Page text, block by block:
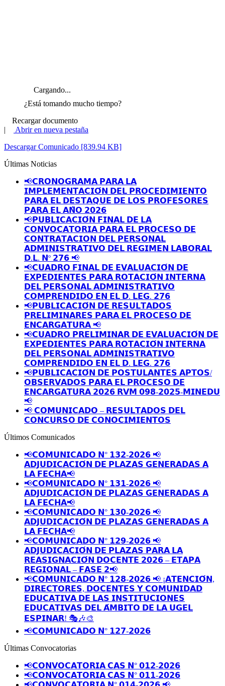
Cargando...
¿Está tomando mucho tiempo?
Recargar documento
|
Abrir en nueva pestaña
Descargar Comunicado [839.94 KB]
Últimas Noticias
📢𝗖𝗥𝗢𝗡𝗢𝗚𝗥𝗔𝗠𝗔 𝗣𝗔𝗥𝗔 𝗟𝗔
𝗜𝗠𝗣𝗟𝗘𝗠𝗘𝗡𝗧𝗔𝗖𝗜𝗢́𝗡 𝗗𝗘𝗟 𝗣𝗥𝗢𝗖𝗘𝗗𝗜𝗠𝗜𝗘𝗡𝗧𝗢
𝗣𝗔𝗥𝗔 𝗘𝗟 𝗗𝗘𝗦𝗧𝗔𝗤𝗨𝗘 𝗗𝗘 𝗟𝗢𝗦 𝗣𝗥𝗢𝗙𝗘𝗦𝗢𝗥𝗘𝗦
𝗣𝗔𝗥𝗔 𝗘𝗟 𝗔𝗡̃𝗢 𝟮𝟬𝟮𝟲
📢𝗣𝗨𝗕𝗟𝗜𝗖𝗔𝗖𝗜𝗢́𝗡 𝗙𝗜𝗡𝗔𝗟 𝗗𝗘 𝗟𝗔
𝗖𝗢𝗡𝗩𝗢𝗖𝗔𝗧𝗢𝗥𝗜𝗔 𝗣𝗔𝗥𝗔 𝗘𝗟 𝗣𝗥𝗢𝗖𝗘𝗦𝗢 𝗗𝗘
𝗖𝗢𝗡𝗧𝗥𝗔𝗧𝗔𝗖𝗜𝗢𝗡 𝗗𝗘𝗟 𝗣𝗘𝗥𝗦𝗢𝗡𝗔𝗟
𝗔𝗗𝗠𝗜𝗡𝗜𝗦𝗧𝗥𝗔𝗧𝗜𝗩𝗢 𝗗𝗘𝗟 𝗥𝗘𝗚𝗜𝗠𝗘𝗡 𝗟𝗔𝗕𝗢𝗥𝗔𝗟
𝗗.𝗟. 𝗡º 𝟮𝟳𝟲 📢
📢𝗖𝗨𝗔𝗗𝗥𝗢 𝗙𝗜𝗡𝗔𝗟 𝗗𝗘 𝗘𝗩𝗔𝗟𝗨𝗔𝗖𝗜𝗢́𝗡 𝗗𝗘
𝗘𝗫𝗣𝗘𝗗𝗜𝗘𝗡𝗧𝗘𝗦 𝗣𝗔𝗥𝗔 𝗥𝗢𝗧𝗔𝗖𝗜𝗢́𝗡 𝗜𝗡𝗧𝗘𝗥𝗡𝗔
𝗗𝗘𝗟 𝗣𝗘𝗥𝗦𝗢𝗡𝗔𝗟 𝗔𝗗𝗠𝗜𝗡𝗜𝗦𝗧𝗥𝗔𝗧𝗜𝗩𝗢
𝗖𝗢𝗠𝗣𝗥𝗘𝗡𝗗𝗜𝗗𝗢 𝗘𝗡 𝗘𝗟 𝗗. 𝗟𝗘𝗚. 𝟮𝟳𝟲
📢𝗣𝗨𝗕𝗟𝗜𝗖𝗔𝗖𝗜𝗢́𝗡 𝗗𝗘 𝗥𝗘𝗦𝗨𝗟𝗧𝗔𝗗𝗢𝗦
𝗣𝗥𝗘𝗟𝗜𝗠𝗜𝗡𝗔𝗥𝗘𝗦 𝗣𝗔𝗥𝗔 𝗘𝗟 𝗣𝗥𝗢𝗖𝗘𝗦𝗢 𝗗𝗘
𝗘𝗡𝗖𝗔𝗥𝗚𝗔𝗧𝗨𝗥𝗔 📢
📢𝗖𝗨𝗔𝗗𝗥𝗢 𝗣𝗥𝗘𝗟𝗜𝗠𝗜𝗡𝗔𝗥 𝗗𝗘 𝗘𝗩𝗔𝗟𝗨𝗔𝗖𝗜𝗢́𝗡 𝗗𝗘
𝗘𝗫𝗣𝗘𝗗𝗜𝗘𝗡𝗧𝗘𝗦 𝗣𝗔𝗥𝗔 𝗥𝗢𝗧𝗔𝗖𝗜𝗢́𝗡 𝗜𝗡𝗧𝗘𝗥𝗡𝗔
𝗗𝗘𝗟 𝗣𝗘𝗥𝗦𝗢𝗡𝗔𝗟 𝗔𝗗𝗠𝗜𝗡𝗜𝗦𝗧𝗥𝗔𝗧𝗜𝗩𝗢
𝗖𝗢𝗠𝗣𝗥𝗘𝗡𝗗𝗜𝗗𝗢 𝗘𝗡 𝗘𝗟 𝗗. 𝗟𝗘𝗚. 𝟮𝟳𝟲
📢𝗣𝗨𝗕𝗟𝗜𝗖𝗔𝗖𝗜𝗢́𝗡 𝗗𝗘 𝗣𝗢𝗦𝗧𝗨𝗟𝗔𝗡𝗧𝗘𝗦 𝗔𝗣𝗧𝗢𝗦/
𝗢𝗕𝗦𝗘𝗥𝗩𝗔𝗗𝗢𝗦 𝗣𝗔𝗥𝗔 𝗘𝗟 𝗣𝗥𝗢𝗖𝗘𝗦𝗢 𝗗𝗘
𝗘𝗡𝗖𝗔𝗥𝗚𝗔𝗧𝗨𝗥𝗔 𝟮𝟬𝟮𝟲 𝗥𝗩𝗠 𝟬𝟵𝟴-𝟮𝟬𝟮𝟱-𝗠𝗜𝗡𝗘𝗗𝗨
📢
📢 𝗖𝗢𝗠𝗨𝗡𝗜𝗖𝗔𝗗𝗢 – 𝗥𝗘𝗦𝗨𝗟𝗧𝗔𝗗𝗢𝗦 𝗗𝗘𝗟
𝗖𝗢𝗡𝗖𝗨𝗥𝗦𝗢 𝗗𝗘 𝗖𝗢𝗡𝗢𝗖𝗜𝗠𝗜𝗘𝗡𝗧𝗢𝗦
Últimos Comunicados
📢𝗖𝗢𝗠𝗨𝗡𝗜𝗖𝗔𝗗𝗢 𝗡° 𝟭𝟯𝟮-𝟮𝟬𝟮𝟲 📢
𝗔𝗗𝗝𝗨𝗗𝗜𝗖𝗔𝗖𝗜𝗢́𝗡 𝗗𝗘 𝗣𝗟𝗔𝗭𝗔𝗦 𝗚𝗘𝗡𝗘𝗥𝗔𝗗𝗔𝗦 𝗔
𝗟𝗔 𝗙𝗘𝗖𝗛𝗔📢
📢𝗖𝗢𝗠𝗨𝗡𝗜𝗖𝗔𝗗𝗢 𝗡° 𝟭𝟯𝟭-𝟮𝟬𝟮𝟲 📢
𝗔𝗗𝗝𝗨𝗗𝗜𝗖𝗔𝗖𝗜𝗢́𝗡 𝗗𝗘 𝗣𝗟𝗔𝗭𝗔𝗦 𝗚𝗘𝗡𝗘𝗥𝗔𝗗𝗔𝗦 𝗔
𝗟𝗔 𝗙𝗘𝗖𝗛𝗔📢
📢𝗖𝗢𝗠𝗨𝗡𝗜𝗖𝗔𝗗𝗢 𝗡° 𝟭𝟯𝟬-𝟮𝟬𝟮𝟲 📢
𝗔𝗗𝗝𝗨𝗗𝗜𝗖𝗔𝗖𝗜𝗢́𝗡 𝗗𝗘 𝗣𝗟𝗔𝗭𝗔𝗦 𝗚𝗘𝗡𝗘𝗥𝗔𝗗𝗔𝗦 𝗔
𝗟𝗔 𝗙𝗘𝗖𝗛𝗔📢
📢𝗖𝗢𝗠𝗨𝗡𝗜𝗖𝗔𝗗𝗢 𝗡° 𝟭𝟮𝟵-𝟮𝟬𝟮𝟲 📢
𝗔𝗗𝗝𝗨𝗗𝗜𝗖𝗔𝗖𝗜𝗢́𝗡 𝗗𝗘 𝗣𝗟𝗔𝗭𝗔𝗦 𝗣𝗔𝗥𝗔 𝗟𝗔
𝗥𝗘𝗔𝗦𝗜𝗚𝗡𝗔𝗖𝗜𝗢́𝗡 𝗗𝗢𝗖𝗘𝗡𝗧𝗘 𝟮𝟬𝟮𝟲 – 𝗘𝗧𝗔𝗣𝗔
𝗥𝗘𝗚𝗜𝗢𝗡𝗔𝗟 – 𝗙𝗔𝗦𝗘 𝟮📢
📢𝗖𝗢𝗠𝗨𝗡𝗜𝗖𝗔𝗗𝗢 𝗡° 𝟭𝟮𝟴-𝟮𝟬𝟮𝟲 📢 ¡𝗔𝗧𝗘𝗡𝗖𝗜𝗢́𝗡,
𝗗𝗜𝗥𝗘𝗖𝗧𝗢𝗥𝗘𝗦, 𝗗𝗢𝗖𝗘𝗡𝗧𝗘𝗦 𝗬 𝗖𝗢𝗠𝗨𝗡𝗜𝗗𝗔𝗗
𝗘𝗗𝗨𝗖𝗔𝗧𝗜𝗩𝗔 𝗗𝗘 𝗟𝗔𝗦 𝗜𝗡𝗦𝗧𝗜𝗧𝗨𝗖𝗜𝗢𝗡𝗘𝗦
𝗘𝗗𝗨𝗖𝗔𝗧𝗜𝗩𝗔𝗦 𝗗𝗘𝗟 𝗔́𝗠𝗕𝗜𝗧𝗢 𝗗𝗘 𝗟𝗔 𝗨𝗚𝗘𝗟
𝗘𝗦𝗣𝗜𝗡𝗔𝗥! 🎭🎶🎨
📢𝗖𝗢𝗠𝗨𝗡𝗜𝗖𝗔𝗗𝗢 𝗡° 𝟭𝟮𝟳-𝟮𝟬𝟮𝟲
Últimas Convocatorias
📢𝗖𝗢𝗡𝗩𝗢𝗖𝗔𝗧𝗢𝗥𝗜𝗔 𝗖𝗔𝗦 𝗡° 𝟬𝟭𝟮-𝟮𝟬𝟮𝟲
📢𝗖𝗢𝗡𝗩𝗢𝗖𝗔𝗧𝗢𝗥𝗜𝗔 𝗖𝗔𝗦 𝗡° 𝟬𝟭𝟭-𝟮𝟬𝟮𝟲